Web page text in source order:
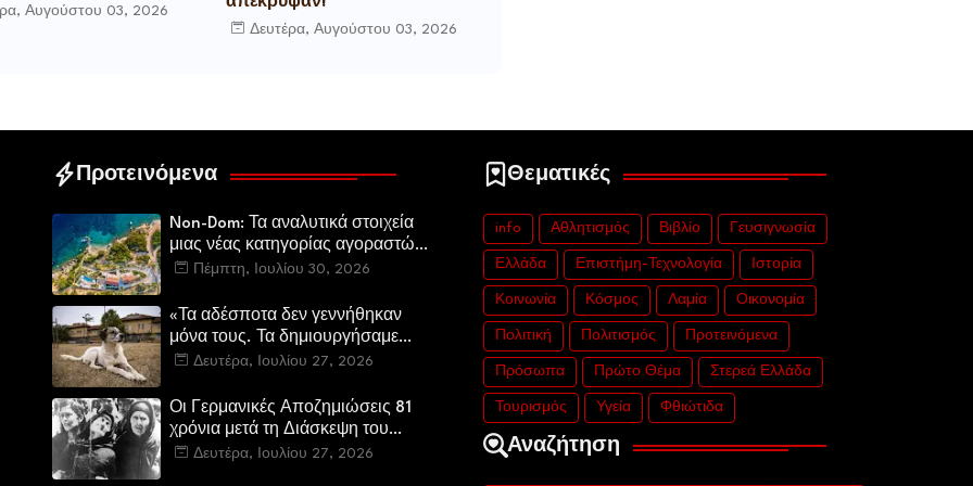
Αυγούστου 03, 2026
Δευτέρα, Αυγούστου 03, 2026
Προτεινόμενα
Non-Dom: Τα αναλυτικά στοιχεία
μιας νέας κατηγορίας αγοραστών
στην ελληνική αγορά πολυτελών
Πέμπτη, Ιουλίου 30, 2026
«Τα αδέσποτα δεν γεννήθηκαν
μόνα τους. Τα δημιουργήσαμε
εμείς.»
Δευτέρα, Ιουλίου 27, 2026
Οι Γερμανικές Αποζημιώσεις 81
χρόνια μετά τη Διάσκεψη του
Πότσνταμ
Δευτέρα, Ιουλίου 27, 2026
Θεματικές
info Αθλητισμός Βιβλίο Γευσιγνωσία
Ελλάδα Επιστήμη-Τεχνολογία Ιστορία
Κοινωνία Κόσμος Λαμία Οικονομία
Πολιτική Πολιτισμός Προτεινόμενα
Πρόσωπα Πρώτο Θέμα Στερεά Ελλάδα
Τουρισμός Υγεία Φθιώτιδα
Αναζήτηση